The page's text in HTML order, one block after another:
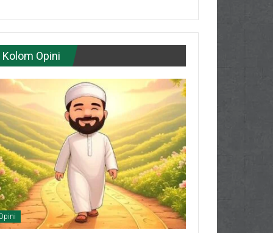
Kolom Opini